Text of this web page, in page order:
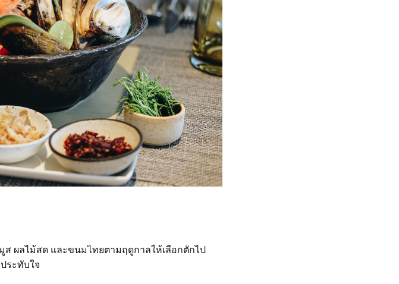
ผลไม้สด และขนมไทยตามฤดูกาลให้เลือกตักไป
ระทับใจ